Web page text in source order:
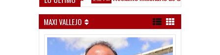
MAXI VALLEJO